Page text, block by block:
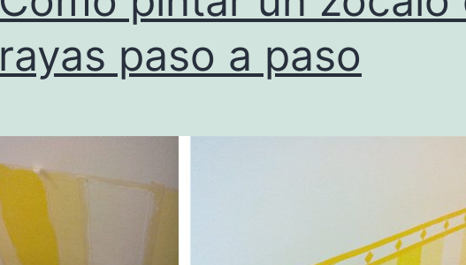
rayas paso a paso